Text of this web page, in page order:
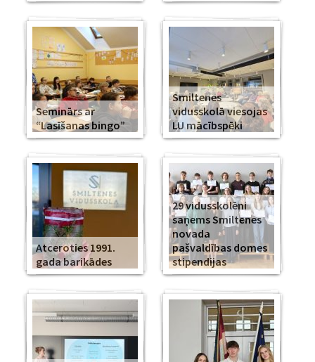
Seminārs ar
“Lasīšanas bingo”
Smiltenes
vidusskolā viesojas
LU mācībspēki
Atceroties 1991.
gada barikādes
29 vidusskolēni
saņems Smiltenes
novada
pašvaldības domes
stipendijas